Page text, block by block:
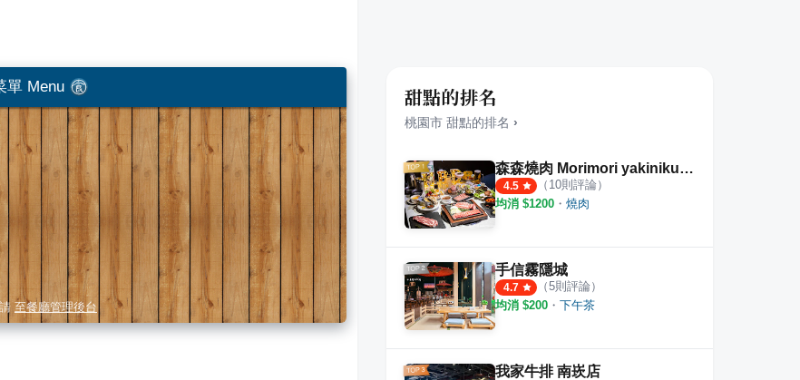
單 Menu
至餐廳管理後台
甜點的排名
桃園市 甜點的排名 ›
森森燒肉 Morimori yakiniku 春日店
4.5 （ 10則評論）
均消 $1200 ・ 燒肉
手信霧隱城
4.7 （5則評論）
均消 $200 ・ 下午茶
我家牛排 南崁店